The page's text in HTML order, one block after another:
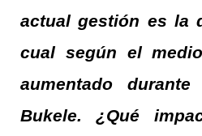
actual gestión es la
cual según el
aumentado
Bukele. ¿Qué